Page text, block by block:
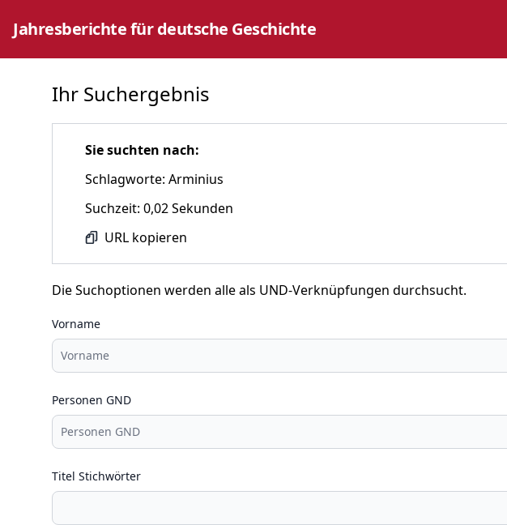
Jahresberichte für deutsche Geschichte
Ihr Suchergebnis
Sie suchten nach:
Schlagworte: Arminius
Suchzeit: 0,02 Sekunden
URL kopieren
Die Suchoptionen werden alle als UND-Verknüpfungen durchsucht.
Vorname
Personen GND
Titel Stichwörter